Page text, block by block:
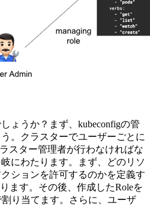
ょうか？まず、kubeconfigの管
。クラスターでユーザーごとに
スター管理者が行わなければな
にわたります。まず、どのリソ
ションを許可するのかを定義す
ます。その後、作成したRoleを
り当てます。さらに、ユーザ